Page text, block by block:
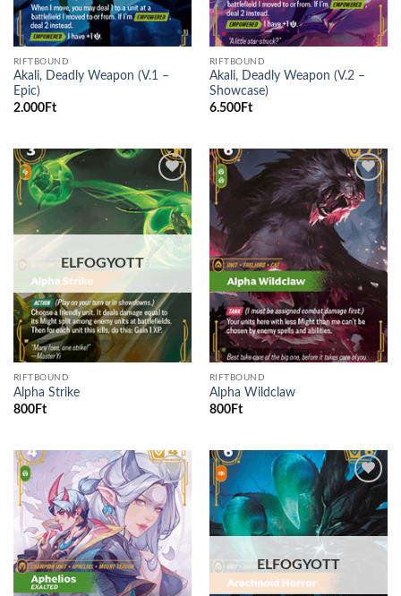
RIFTBOUND
Akali, Deadly Weapon (V.1 –
Epic)
2.000Ft
RIFTBOUND
Akali, Deadly Weapon (V.2 –
Showcase)
6.500Ft
Add to
wishlist
ELFOGYOTT
RIFTBOUND
Alpha Strike
800Ft
Add to
wishlist
RIFTBOUND
Alpha Wildclaw
800Ft
Add to
wishlist
Add to
wishlist
ELFOGYOTT